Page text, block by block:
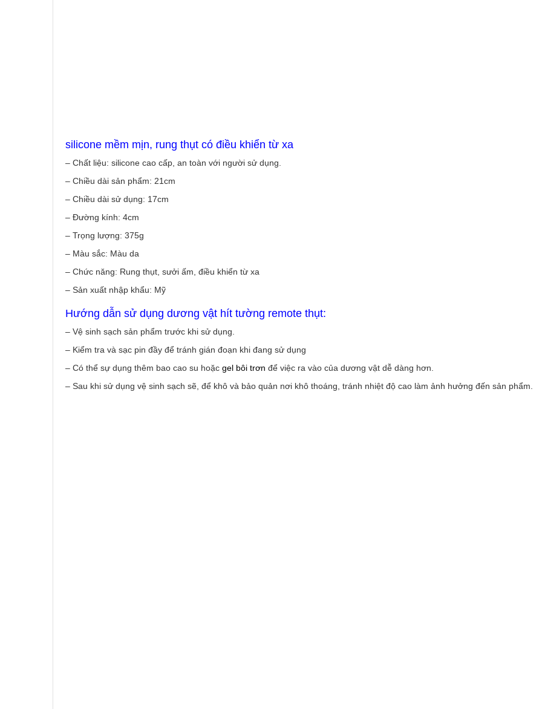
silicone mềm mịn, rung thụt có điều khiển từ xa
– Chất liệu: silicone cao cấp, an toàn với người sử dụng.
– Chiều dài sản phẩm: 21cm
– Chiều dài sử dụng: 17cm
– Đường kính: 4cm
– Trọng lượng: 375g
– Màu sắc: Màu da
– Chức năng: Rung thụt, sưởi ấm, điều khiển từ xa
– Sản xuất nhập khẩu: Mỹ
Hướng dẫn sử dụng dương vật hít tường remote thụt:
– Vệ sinh sạch sản phẩm trước khi sử dụng.
– Kiểm tra và sạc pin đầy để tránh gián đoạn khi đang sử dụng
– Có thể sự dụng thêm bao cao su hoặc gel bôi trơn để việc ra vào của dương vật dễ dàng hơn.
– Sau khi sử dụng vệ sinh sạch sẽ, để khô và bảo quản nơi khô thoáng, tránh nhiệt độ cao làm ảnh hưởng đến sản phẩm.